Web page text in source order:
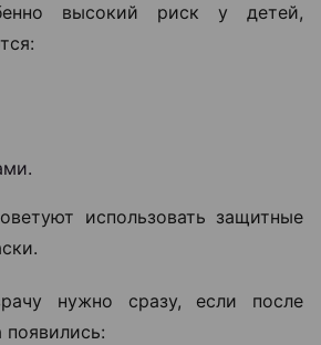
высокий риск у детей,
использовать защитные
нужно сразу, если после